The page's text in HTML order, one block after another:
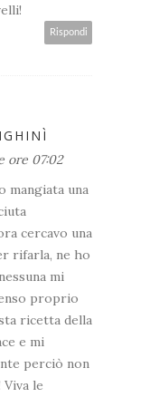
Rispondi
ore 07:02
mangiata una
cercavo una
rifarla, ne ho
mi
proprio
ricetta della
e mi
perciò non
le